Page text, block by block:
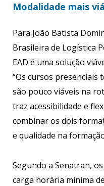
Modalidade mais
Para João Batista
Brasileira de Logística
EAD é uma solução
“Os cursos presenciais
são pouco viáveis na
traz acessibilidade e
combinar os dois
e qualidade na
Segundo a Senatran,
carga horária mínima